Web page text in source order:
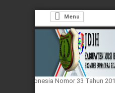
Menu
Indonesia Nomor 33 Tahun 2012